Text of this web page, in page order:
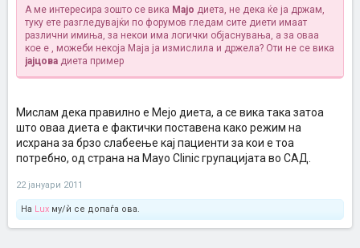
А ме интересира зошто се вика Мајо диета, не дека ќе ја држам,
туку ете разгледувајќи по форумов гледам сите диети имаат
различни имиња, за некои има логички објаснувања, а за оваа
кое е , можеби некоја Маја ја измислила и држела? Оти не се вика
јајцова диета пример
Мислам дека правилно е Мејо диета, а се вика така затоа
што оваа диета е фактички поставена како режим на
исхрана за брзо слабеење кај пациенти за кои е тоа
потребно, од страна на Mayo Clinic групацијата во САД.
22 јануари 2011
На Lux му/ѝ се допаѓа ова.